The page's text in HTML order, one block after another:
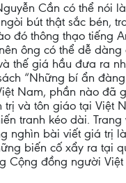
Cần có thể nói
bút thật sắc bén,
đó thông thạo tiếng
ông có thể dễ
thế giá hầu đưa ra
“Những bí ẩn
Nam, phần nào đã
trị và tôn giáo tại Việt
tranh kéo dài.
nghìn bài viết giá trị
biến cố xẩy ra tại
Cộng đồng người